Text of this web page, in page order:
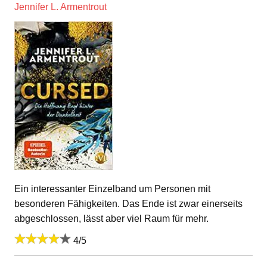
Jennifer L. Armentrout
Ein interessanter Einzelband um Personen mit
besonderen Fähigkeiten. Das Ende ist zwar einerseits
abgeschlossen, lässt aber viel Raum für mehr.
4/5